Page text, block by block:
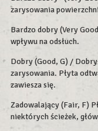
zarysowania
Bardzo dobry (Very
wpływu na odsłuch.
Dobry (Good, G) /
zarysowania. Płyta
zawiesza się.
Zadowalający (Fair, F)
niektórych ścieżek,